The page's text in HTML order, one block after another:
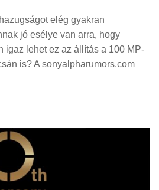
elég gyakran
jó esélye van arra, hogy
igaz lehet ez az állítás a 100 MP-
is? A sonyalpharumors.com